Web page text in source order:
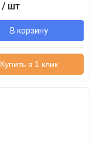
/ шт
В корзину
Купить в 1 клик